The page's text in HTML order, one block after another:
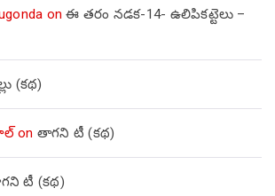
onఈ తరం నడక-14- ఉలిపికట్టెలు –
(కథ)
on తాగని టీ (కథ)
టీ (కథ)